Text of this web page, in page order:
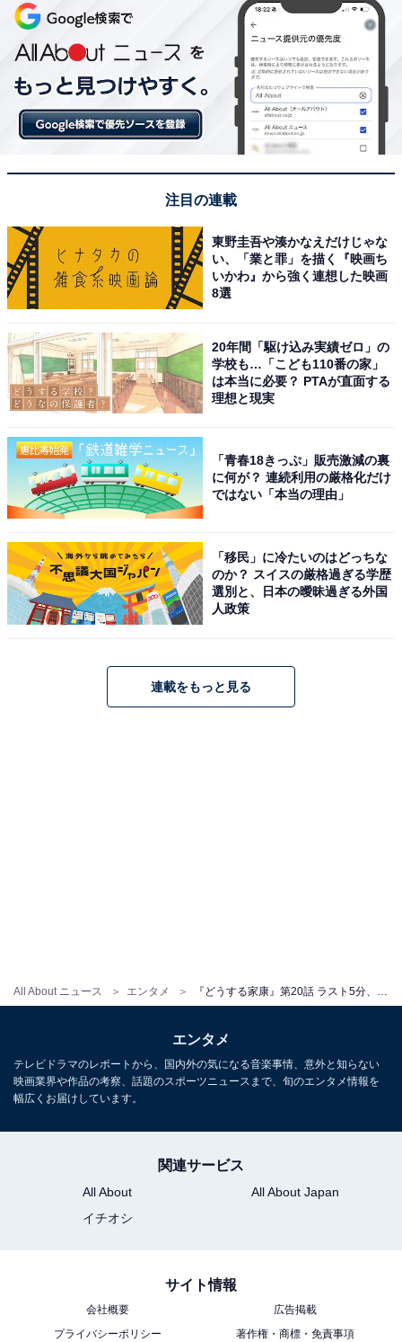
All About ニュース エンタメ
画像出典：NHK『どうする家康』
ラスト5分、面構えが変わった瀬名に戦慄
Twitterでは、負傷兵を「汚い者」とのたまった五徳に対
し声を荒らげ、家臣らを献身的に介抱し気をかけたこと
でクーデターの情報を入手し、千代に近づき何やら企ん
「実はこのドラマの中で一番頭がきれて、人を見る目が
あって、思いやりもある人物なのでは」「瀬名がいるか
あるんだろうなぁ」「ラスト5分でもう完璧に『面構え
が違う』の顔になった…武田と通じてしまう瀬名様
突き進むため、参戦の条件として家康に驚くべき条件を
提示し――。物語はいよいよ織田軍と武田軍の合戦とし
て有名な「長篠の戦い」へ。民や家臣のために心を砕く
家康が、次はどんな選択に迫られるのか注目です。
注目の連載
東野圭吾や湊かなえだけじゃな
い、「業と罪」を描く『映画ち
いかわ』から強く連想した映画
8選
20年間「駆け込み実績ゼロ」の
学校も…「こども110番の家」
は本当に必要？ PTAが直面する
理想と現実
「青春18きっぷ」販売激減の裏
に何が？ 連続利用の厳格化だけ
ではない「本当の理由」
「移民」に冷たいのはどっちな
のか？ スイスの厳格過ぎる学歴
選別と、日本の曖昧過ぎる外国
人政策
連載をもっと見る
エンタメ
テレビドラマのレポートから、国内外の気になる音楽事情、意外と知らない
映画業界や作品の考察、話題のスポーツニュースまで、旬のエンタメ情報を
幅広くお届けしています。
関連サービス
All About
All About Japan
イチオシ
サイト情報
会社概要
広告掲載
プライバシーポリシー
著作権・商標・免責事項